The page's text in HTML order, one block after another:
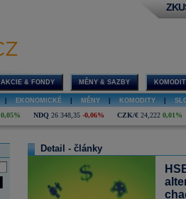
AKCIE & FONDY MĚNY & SAZBY
EKONOMICKÉ MĚNY KOMODITY
0,05% NDQ 26 348,35 -0,06% CZK/€ 24,222 0,01%
Detail - články